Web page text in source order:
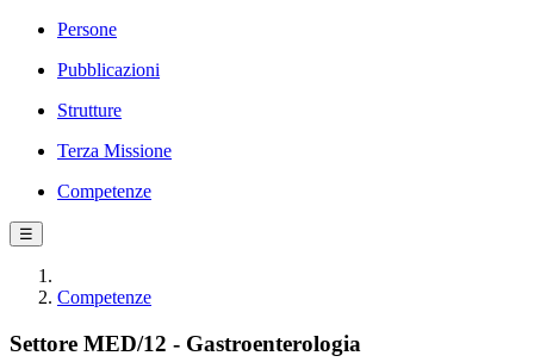
Persone
Pubblicazioni
Strutture
Terza Missione
Competenze
☰
Competenze
Settore MED/12 - Gastroenterologia